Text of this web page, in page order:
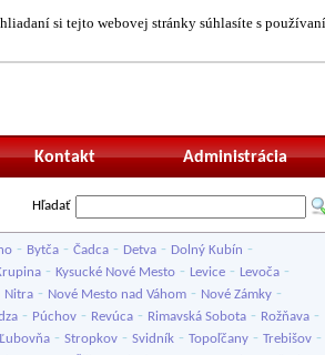
si tejto webovej stránky súhlasíte s
Administrácia
Kontakt
Hľadať
- Bytča - Čadca - Detva - Dolný Kubín -
- Kysucké Nové Mesto - Levice - Levoča -
Nitra - Nové Mesto nad Váhom - Nové Zámky -
- Púchov - Revúca - Rimavská Sobota - Rožňava -
- Stropkov - Svidník - Topoľčany - Trebišov -